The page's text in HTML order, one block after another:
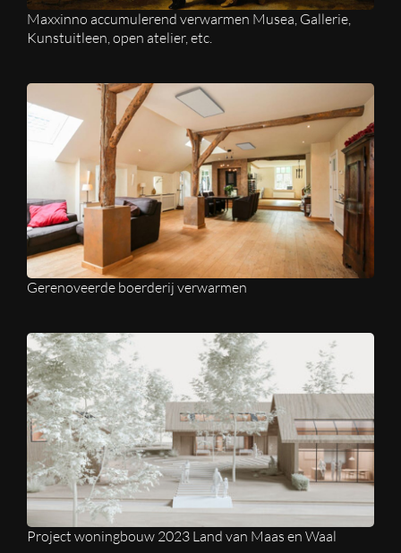
Maxxinno accumulerend verwarmen Musea, Gallerie,
Kunstuitleen, open atelier, etc.
Gerenoveerde boerderij verwarmen
Project woningbouw 2023 Land van Maas en Waal